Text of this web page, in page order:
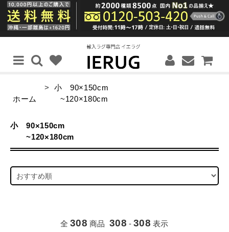
ホーム
>
小 90×150cm
~120×180cm
小 90×150cm
~120×180cm
全 308 商品 308 - 308 表示